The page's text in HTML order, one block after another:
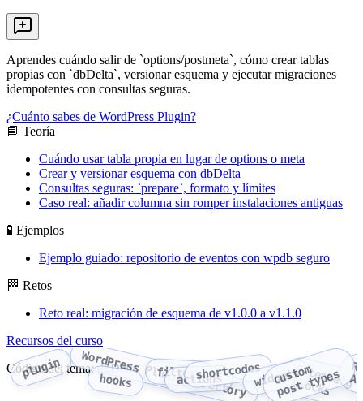
Aprendes cuándo salir de `options/postmeta`, cómo crear tablas
propias con `dbDelta`, versionar esquema y ejecutar migraciones
idempotentes con consultas seguras.
¿Cuánto sabes de WordPress Plugin?
📘 Teoría
Cuándo usar tabla propia en lugar de options o meta
Crear y versionar esquema con dbDelta
Consultas seguras: `prepare`, formato y límites
Caso real: añadir columna sin romper instalaciones antiguas
🧪 Ejemplos
Ejemplo guiado: repositorio de eventos con wpdb seguro
🏁 Retos
Reto real: migración de esquema de v1.0.0 a v1.1.0
Recursos del curso
Código del tema: dbDelta
plugin WordPress Plugin Directory
hooks filters
actions
shortcodeswidgets
c
u
s
t
o
m
p
o
s
t
t
y
p
e
s
Gutenberg blocks